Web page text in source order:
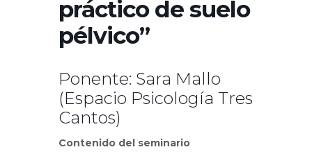
práctico de suelo
pélvico”
Ponente: Sara Mallo
(Espacio Psicología Tres
Cantos)
Contenido del seminario